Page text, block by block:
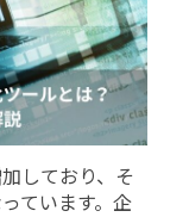
しており、そ
ています。企